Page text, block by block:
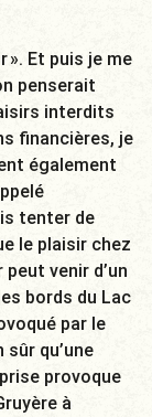
». Et puis je me
penserait
interdits
financières, je
également
tenter de
le plaisir chez
venir d’un
bords du Lac
par le
sûr qu’une
provoque
à